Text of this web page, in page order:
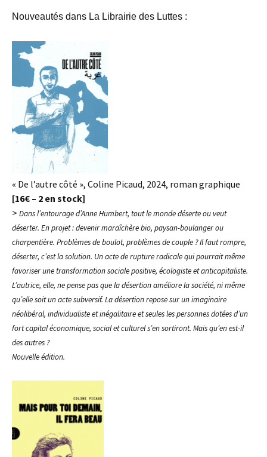
Nouveautés dans La Librairie des Luttes :
« De l’autre côté », Coline Picaud, 2024, roman graphique
[16€ – 2 en stock]
> Dans l’entourage d’Anne Humbert, tout le monde déserte ou veut
déserter. En projet : devenir maraîchère bio, paysan-boulanger ou
charpentière. Problèmes de boulot, problèmes de couple ? Il faut rompre,
déserter, c’est la solution. Un acte de rupture radicale qui pourrait même
favoriser une transformation sociale positive, écologiste et anticapitaliste.
L’autrice, elle, ne pense pas que la désertion améliore la société, ni même
qu’elle soit un acte subversif. La désertion repose sur un imaginaire
néolibéral, individualiste et inégalitaire et seules les personnes dotées d’un
fort capital économique, social et culturel s’en sortiront. Mais qu’en est-il
des autres ?
Nouvelle édition.